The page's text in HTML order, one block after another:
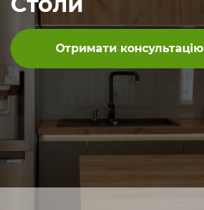
Отримати консультацію